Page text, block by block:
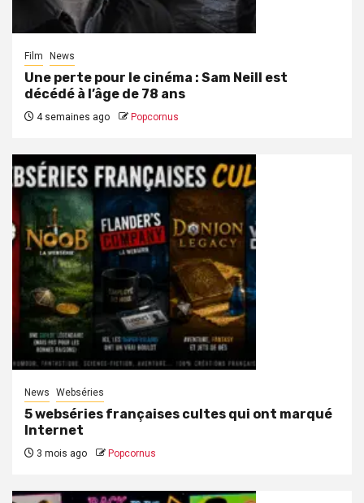
Film News
Une perte pour le cinéma : Sam Neill est
décédé à l’âge de 78 ans
4 semaines ago Popcornus
News Webséries
5 webséries françaises cultes qui ont marqué
Internet
3 mois ago Popcornus